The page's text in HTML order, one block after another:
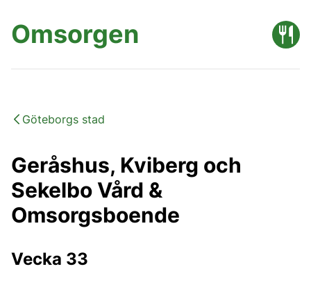
Omsorgen
Göteborgs stad
Geråshus, Kviberg och
Sekelbo Vård &
Omsorgsboende
Vecka 33